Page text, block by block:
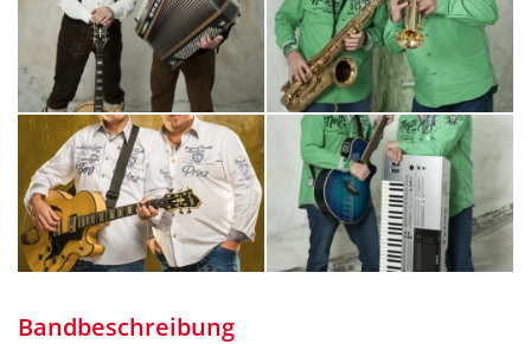
Bandbeschreibung